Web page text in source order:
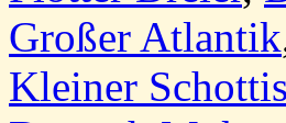
Großer Atlantik
Kleiner